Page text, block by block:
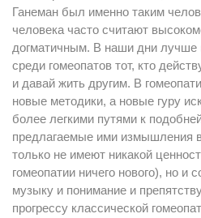
Ганеман был именно таким
человека часто считают
догматичным. В наши дни лучше
среди гомеопатов тот, кто
и давай жить другим. В
новые методики, а новые гуру
более легкими путями к
предлагаемые ими измышления
только не имеют никакой
гомеопатии ничего нового), но
музыку и понимание и
прогрессу классической